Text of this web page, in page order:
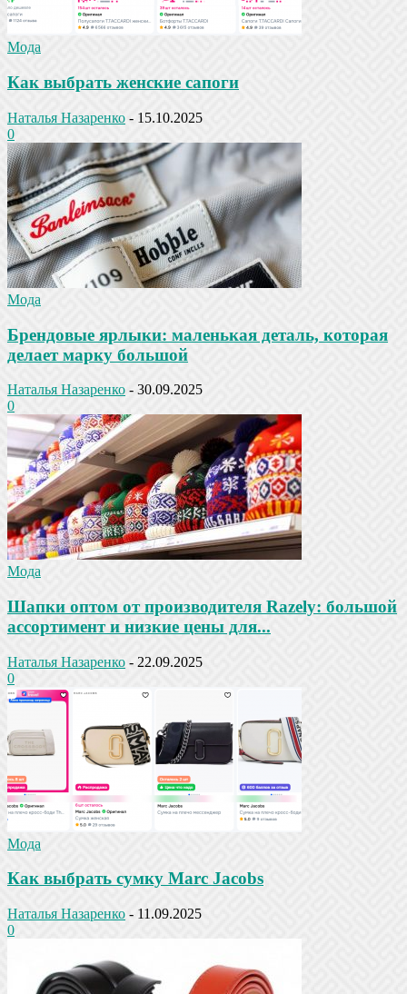
Мода
Как выбрать женские сапоги
Наталья Назаренко - 15.10.2025
0
Мода
Брендовые ярлыки: маленькая деталь, которая
делает марку большой
Наталья Назаренко - 30.09.2025
0
Мода
Шапки оптом от производителя Razely: большой
ассортимент и низкие цены для...
Наталья Назаренко - 22.09.2025
0
Мода
Как выбрать сумку Marc Jacobs
Наталья Назаренко - 11.09.2025
0